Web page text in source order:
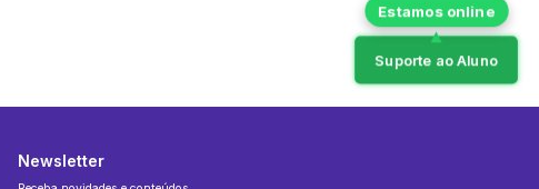
Suporte ao Aluno
Newsletter